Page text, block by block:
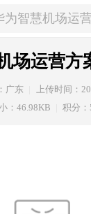
为智慧机场运
场运营方
广东 上传时间：
：46.98KB 积分：